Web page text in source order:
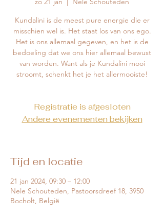
Kundalini is de meest pure energie die er
misschien wel is. Het staat los van ons ego.
Het is ons allemaal gegeven, en het is de
bedoeling dat we ons hier allemaal bewust
van worden. Want als je Kundalini mooi
Registratie is afgesloten
Andere evenementen bekijken
Tijd en locatie
21 jan 2024, 09:30 – 12:00
Nele Schouteden, Pastoorsdreef 18, 3950
Bocholt, België